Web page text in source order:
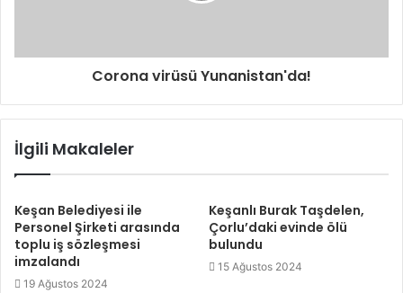
Corona virüsü Yunanistan'da!
İlgili Makaleler
Keşan Belediyesi ile
Personel Şirketi arasında
toplu iş sözleşmesi
imzalandı
19 Ağustos 2024
Keşanlı Burak Taşdelen,
Çorlu’daki evinde ölü
bulundu
15 Ağustos 2024